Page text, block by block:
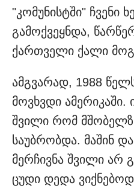
"კომუნისტში"
გამოქვეყნდა,
ქართველი ქალი
ამგვარად, 1988
მოვხვდი ამერიკაში.
შვილი რომ
საუბრობდა. მაშინ
მერჩივნა შვილი არ
ცუდი დედა